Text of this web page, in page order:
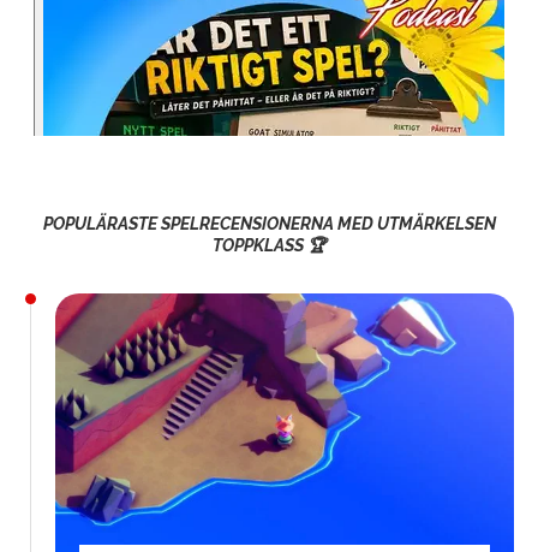
POPULÄRASTE SPELRECENSIONERNA MED UTMÄRKELSEN
TOPPKLASS 🏆